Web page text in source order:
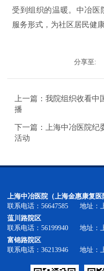
受到组织的温暖。中冶医
服务形式，为社区居民健
分享至:
上一篇：我院组织收看
播
下一篇：上海中冶医院纪
活动
上海中冶医院（上海金惠康复医
联系电话：56647585 地址：
蕰川路院区
联系电话：56199940 地址：
富锦路院区
联系电话：36213946 地址：